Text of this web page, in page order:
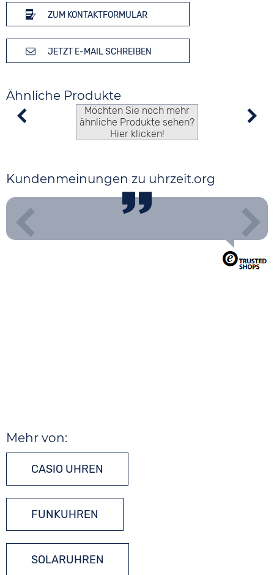
ZUM KONTAKTFORMULAR
JETZT E-MAIL SCHREIBEN
Ähnliche Produkte
Möchten Sie noch mehr
ähnliche Produkte sehen?
Hier klicken!
Kundenmeinungen zu uhrzeit.org
Mehr von:
CASIO UHREN
FUNKUHREN
SOLARUHREN